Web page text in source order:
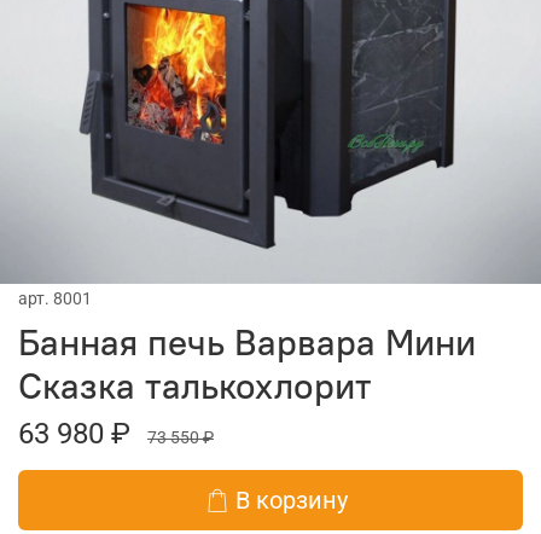
арт. 8001
Банная печь Варвара Мини
Сказка талькохлорит
63 980 ₽ 73 550 ₽
В корзину